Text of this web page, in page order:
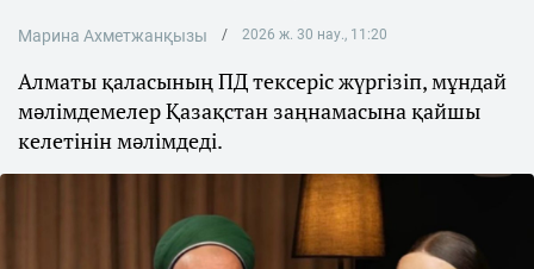
Марина Ахметжанқызы 2026 ж. 30 нау., 11:20
Алматы қаласының ПД тексеріс жүргізіп, мұндай
мәлімдемелер Қазақстан заңнамасына қайшы
келетінін мәлімдеді.